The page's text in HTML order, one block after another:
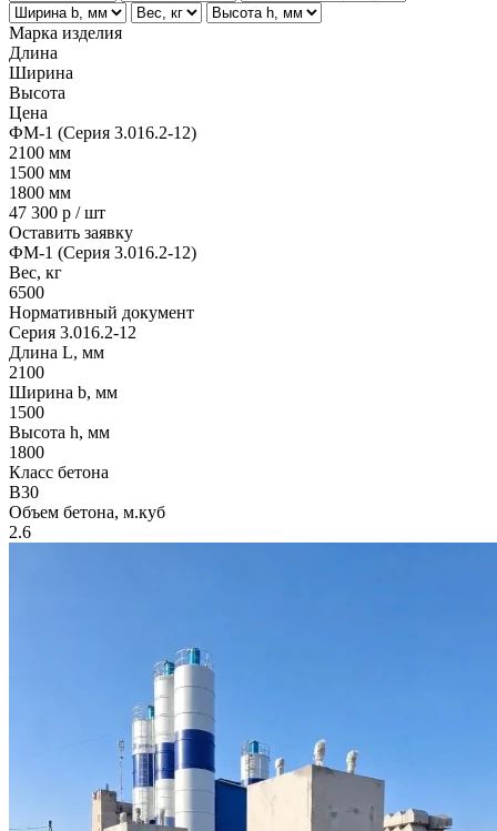
Марка изделия
Длина
Ширина
Высота
Цена
ФМ-1 (Серия 3.016.2-12)
2100 мм
1500 мм
1800 мм
47 300 р / шт
Оставить заявку
ФМ-1 (Серия 3.016.2-12)
Вес, кг
6500
Нормативный документ
Серия 3.016.2-12
Длина L, мм
2100
Ширина b, мм
1500
Высота h, мм
1800
Класс бетона
B30
Объем бетона, м.куб
2.6